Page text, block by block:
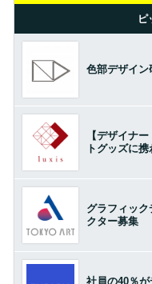
ピ
色部デザイン
【デザイナ
トグッズに携
グラフィッ
クター募集
社員の40％